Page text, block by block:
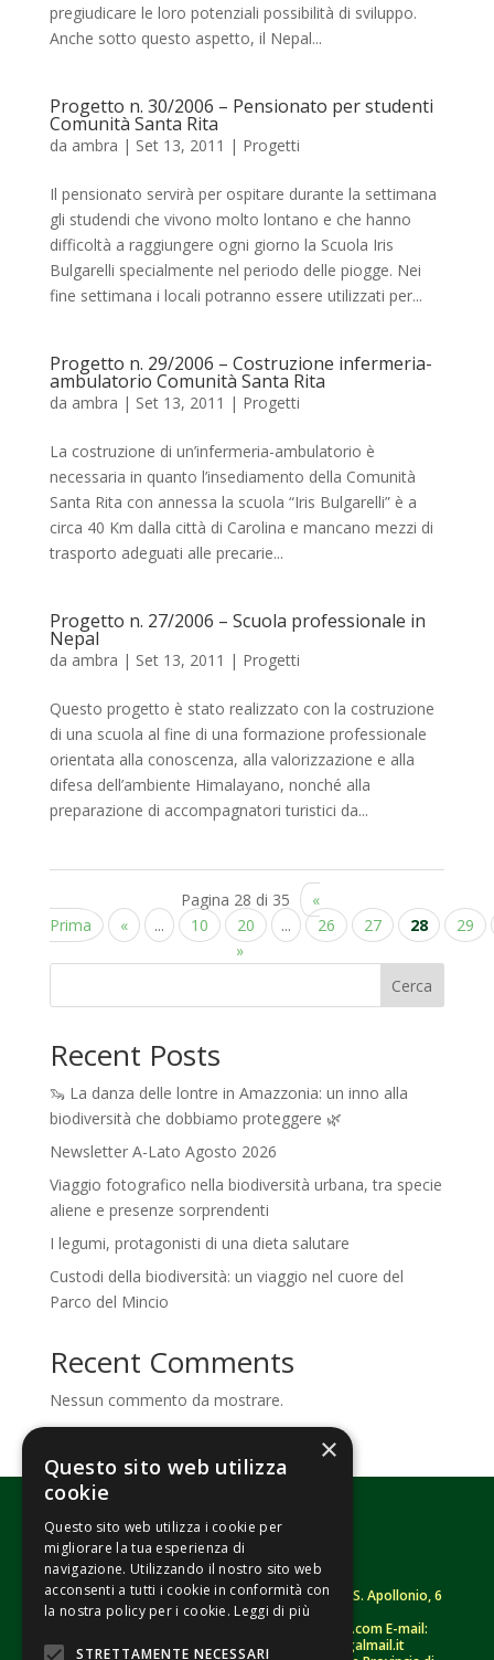
pregiudicare le loro potenziali possibilità di sviluppo.
Anche sotto questo aspetto, il Nepal...
Progetto n. 30/2006 – Pensionato per studenti
Comunità Santa Rita
da ambra | Set 13, 2011 | Progetti
Il pensionato servirà per ospitare durante la settimana
gli studendi che vivono molto lontano e che hanno
difficoltà a raggiungere ogni giorno la Scuola Iris
Bulgarelli specialmente nel periodo delle piogge. Nei
fine settimana i locali potranno essere utilizzati per...
Progetto n. 29/2006 – Costruzione infermeria-
ambulatorio Comunità Santa Rita
da ambra | Set 13, 2011 | Progetti
La costruzione di un’infermeria-ambulatorio è
necessaria in quanto l’insediamento della Comunità
Santa Rita con annessa la scuola “Iris Bulgarelli” è a
circa 40 Km dalla città di Carolina e mancano mezzi di
trasporto adeguati alle precarie...
Progetto n. 27/2006 – Scuola professionale in
Nepal
da ambra | Set 13, 2011 | Progetti
Questo progetto è stato realizzato con la costruzione
di una scuola al fine di una formazione professionale
orientata alla conoscenza, alla valorizzazione e alla
difesa dell’ambiente Himalayano, nonché alla
preparazione di accompagnatori turistici da...
Pagina 28 di 35
«
Prima
« ... 10 20 ... 26 27 28
29
»
Cerca
Recent Posts
🦦 La danza delle lontre in Amazzonia: un inno alla
biodiversità che dobbiamo proteggere 🌿
Newsletter A-Lato Agosto 2026
Viaggio fotografico nella biodiversità urbana, tra specie
aliene e presenze sorprendenti
I legumi, protagonisti di una dieta salutare
Custodi della biodiversità: un viaggio nel cuore del
Parco del Mincio
Recent Comments
Nessun commento da mostrare.
Fondazione Senza Frontiere – ETS |Strada S. Apollonio, 6
– 46042 Castel Goffredo (MN)
– Sito: www.senzafrontiere.com E-mail:
tenuapol@gmail.com– Pec:tenuapol@legalmail.it
×
Questo sito web utilizza
cookie
Questo sito web utilizza i cookie per
migliorare la tua esperienza di
navigazione. Utilizzando il nostro sito web
acconsenti a tutti i cookie in conformità con
la nostra policy per i cookie. Leggi di più
STRETTAMENTE NECESSARI